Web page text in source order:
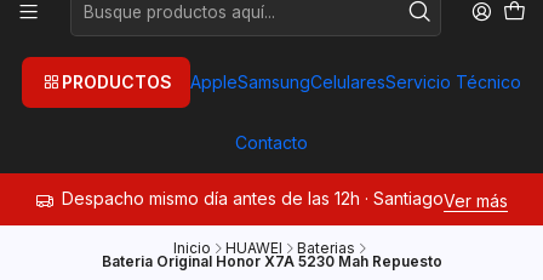
PRODUCTOS AppleSamsungCelularesServicio Técnico
Contacto
Despacho mismo día antes de las 12h · SantiagoVer más
Inicio HUAWEI Baterias
Bateria Original Honor X7A 5230 Mah Repuesto